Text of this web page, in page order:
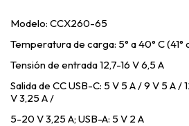
Modelo: CCX260-65
Temperatura de carga: 5° a 40° C (41°
Tensión de entrada 12,7-16 V 6,5 A
Salida de CC USB-C: 5 V 5 A / 9 V 5 A /
V 3,25 A /
5-20 V 3,25 A; USB-A: 5 V 2 A